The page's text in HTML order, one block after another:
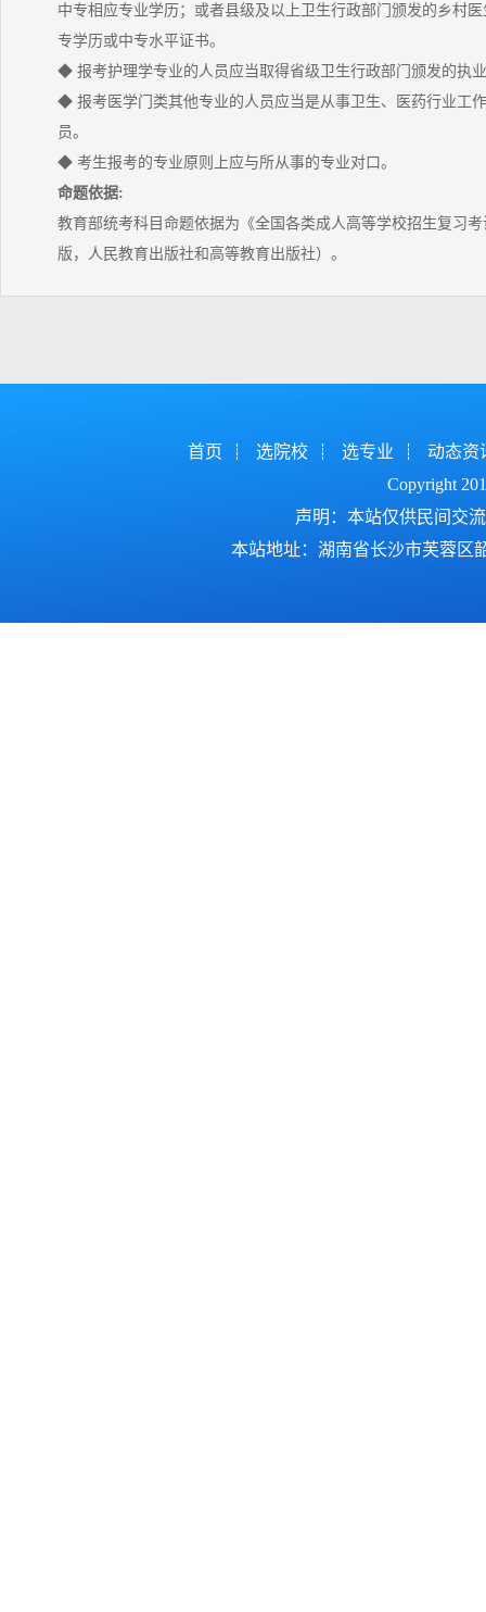
中专相应专业学历；或者县级及以上卫生行政部门颁发的乡村
专学历或中专水平证书。
◆ 报考护理学专业的人员应当取得省级卫生行政部门颁发的执
◆ 报考医学门类其他专业的人员应当是从事卫生、医药行业工
员。
◆ 考生报考的专业原则上应与所从事的专业对口。
命题依据:
教育部统考科目命题依据为《全国各类成人高等学校招生复习考
版，人民教育出版社和高等教育出版社）。
首页 选院校 选专业
动态资
Copyright
声明：本站仅供民间交
本站地址：湖南省长沙市芙蓉区